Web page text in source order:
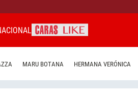
MARU BOTANA HERMANA VERÓNICA